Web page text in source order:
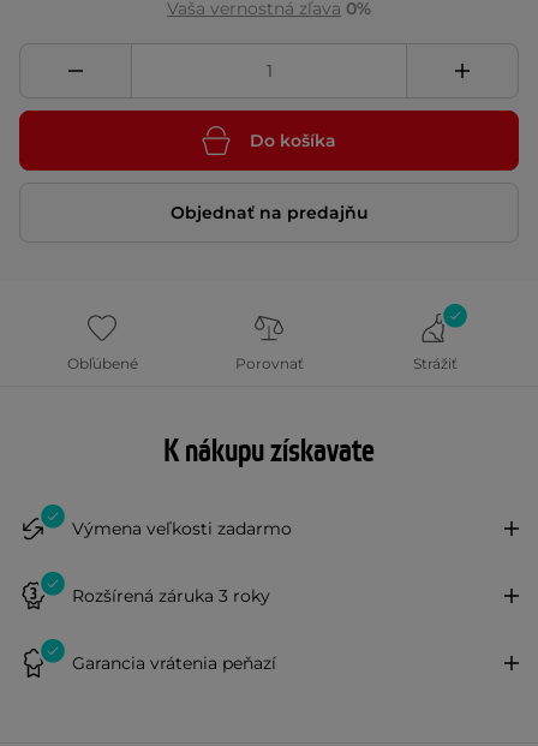
Vaša vernostná zľava 0%
Do košíka
Objednať na predajňu
Obľúbené Porovnať Strážiť
K nákupu získavate
Výmena veľkosti zadarmo
Rozšírená záruka 3 roky
Garancia vrátenia peňazí